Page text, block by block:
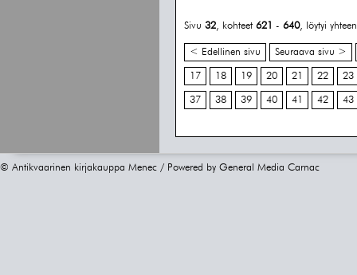
Sivu 32, kohteet 621 - 640, löytyi
< Edellinen sivu Seuraava sivu >
17 18 19 20 21 22 23
37 38 39 40 41 42 43
© Antikvaarinen kirjakauppa Menec / Powered by General Media Carnac